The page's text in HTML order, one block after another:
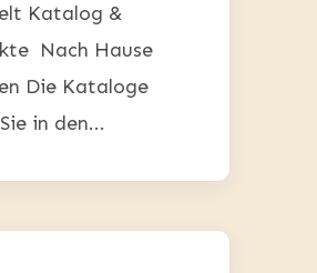
Katalog &
Nach Hause
Die Kataloge
in den...